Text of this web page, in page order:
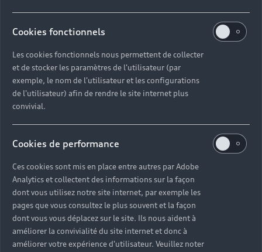
Tous les modèles
Recherche de véhicules neufs
Véhicules d'occasion disponibles
Demander un essai
Contactez-nous
Modèles
Électrique
Achat et location
Voir nos véhicules disponibles
Votre Audi
Action de Service EA 189
Cotrans Assistance
Campagne de rappel Airbag Takata
Univers Audi
Notre vision
Audi Sport
Carrières
© 2024 Cotrans Automobiles. Tous droits réservés.
Cookies fonctionnels
Les cookies fonctionnels nous permettent de collecter
et de stocker les paramètres de l'utilisateur (par
exemple, le nom de l'utilisateur et les configurations
de l'utilisateur) afin de rendre le site internet plus
convivial.
Cookies de performance
Ces cookies sont mis en place entre autres par Adobe
Analytics et collectent des informations sur la façon
dont vous utilisez notre site internet, par exemple les
pages que vous consultez le plus souvent et la façon
dont vous vous déplacez sur le site. Ils nous aident à
améliorer la convivialité du site internet et donc à
améliorer votre expérience d'utilisateur. Veuillez noter